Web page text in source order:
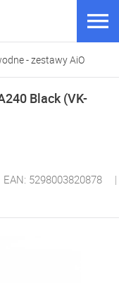
- zestawy AiO
Black (VK-
EAN: 5298003820878